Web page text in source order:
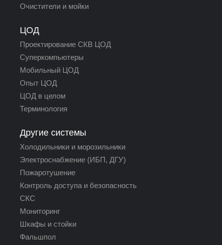
Очистители и мойки
ЦОД
Проектирование СКВ ЦОД
Суперкомпьютеры
Мобильный ЦОД
Опыт ЦОД
ЦОД в целом
Терминология
Другие системы
Холодильники и морозильники
Электроснабжение (ИБП, ДГУ)
Пожаротушение
Контроль доступа и безопасность
СКС
Мониторинг
Шкафы и стойки
Фальшпол